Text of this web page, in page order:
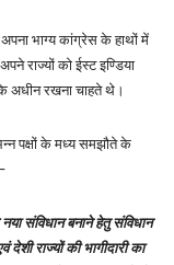
भाग्य कांग्रेस के हाथों में
राज्यों को ईस्ट इण्डिया
के अधीन रखना चाहते थे।
पक्षों के मध्य समझौते के
संविधान बनाने हेतु संविधान
राज्यों की भागीदारी का